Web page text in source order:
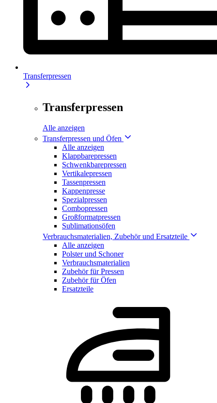
Transferpressen
Transferpressen
Alle anzeigen
Transferpressen und Öfen
Alle anzeigen
Klappbarepressen
Schwenkbarepressen
Vertikalepressen
Tassenpressen
Kappenpresse
Spezialpressen
Combopressen
Großformatpressen
Sublimationsöfen
Verbrauchsmaterialien, Zubehör und Ersatzteile
Alle anzeigen
Polster und Schoner
Verbrauchsmaterialien
Zubehör für Pressen
Zubehör für Öfen
Ersatzteile